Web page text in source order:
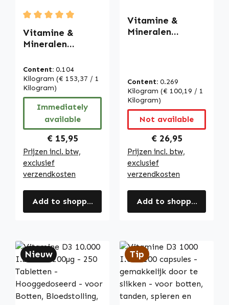
Average rating of 5 out of 5 stars
Vitamine &
Mineralen
capsules - met
vitamine C, D3,
B12, zink en meer
- voor
immuunsysteem,
energie en meer |
Warnke
Vitalstoffe
Content: 0.104
Kilogram (€ 153,37 / 1
Kilogram)
Immediately
available
Regular price:
€ 15,95
Prijzen incl. btw,
exclusief
verzendkosten
Add to shopping cart
Vitamine &
Mineralen
B12, zink en meer
- voor
immuunsysteem,
celbescherming
en meer | Warnke
Vitalstoffe
Content: 0.269
Kilogram (€ 100,19 / 1
Kilogram)
Not available
Regular price:
€ 26,95
Prijzen incl. btw,
exclusief
verzendkosten
Add to shopping cart
Nieuw Tip